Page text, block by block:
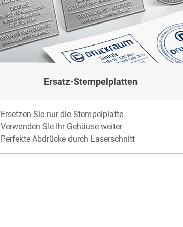
Ersatz-Stempelplatten
Ersetzen Sie nur die Stempelplatte
Verwenden SIe Ihr Gehäuse weiter
Perfekte Abdrücke durch Laserschnitt